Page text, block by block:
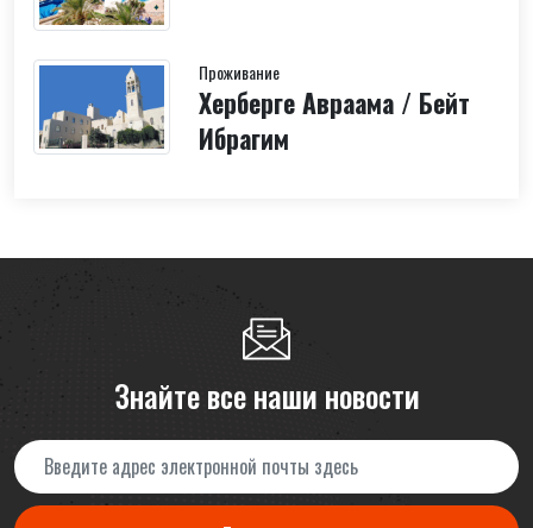
Проживание
Херберге Авраама / Бейт
Ибрагим
Знайте все наши новости